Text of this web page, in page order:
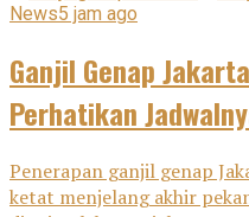
News5 jam ago
Ganjil Genap
Perhatikan
Penerapan ganjil genap
ketat menjelang akhir